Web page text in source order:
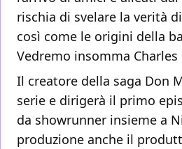
rischia di svelare la verità
così come le origini della
Vedremo insomma Charles
Il creatore della saga Don
serie e dirigerà il primo
da showrunner insieme a
produzione anche il